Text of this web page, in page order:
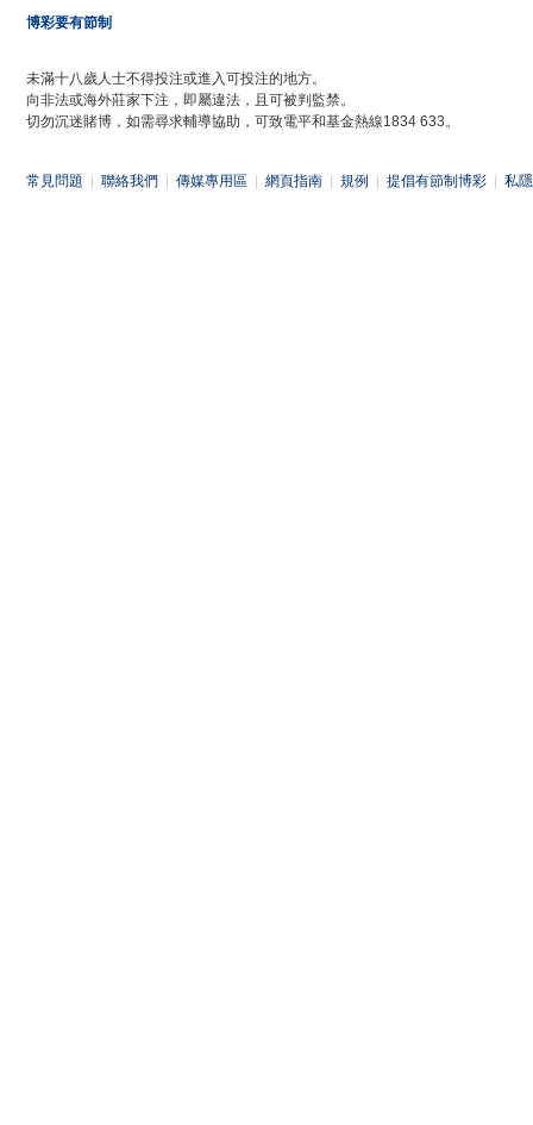
博彩要有節制
未滿十八歲人士不得投注或進入可投注的地方。
向非法或海外莊家下注，即屬違法，且可被判監禁。
切勿沉迷賭博，如需尋求輔導協助，可致電平和基金熱線1834 633。
常見問題 聯絡我們 傳媒專用區 網頁指南 規例 提倡有節制博彩 私